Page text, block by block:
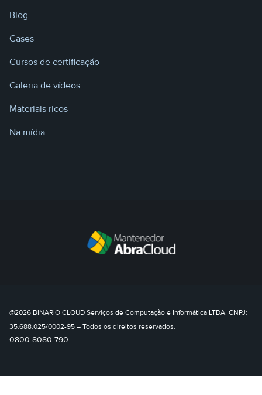
Blog
Cases
Cursos de certificação
Galeria de vídeos
Materiais ricos
Na mídia
@2026 BINARIO CLOUD Serviços de Computação e Informática LTDA. CNPJ:
35.688.025/0002-95 – Todos os direitos reservados.
0800 8080 790